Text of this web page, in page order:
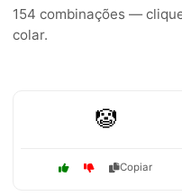
154 combinações —
colar.
🤡
Copiar